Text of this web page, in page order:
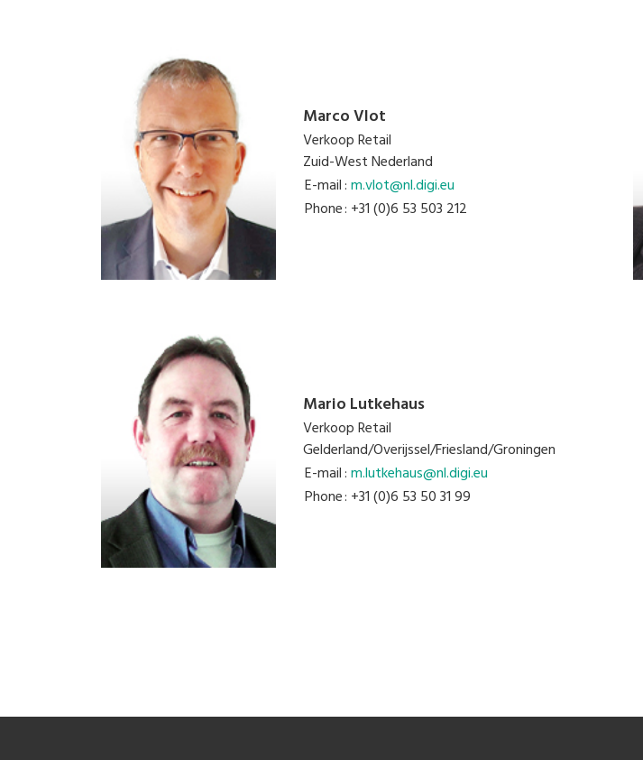
Marco Vlot
Verkoop Retail
Zuid-West Nederland
E-mail:m.vlot@nl.digi.eu
Phone: +31 (0)6 53 503 212
Mario Lutkehaus
Verkoop Retail
Gelderland/Overijssel/Friesland/Groningen
E-mail:m.lutkehaus@nl.digi.eu
Phone: +31 (0)6 53 50 31 99